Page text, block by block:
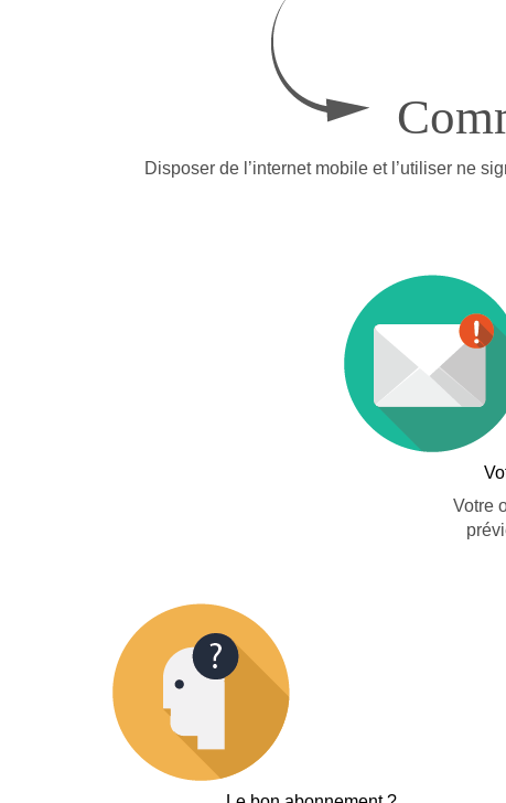
Disposer de l’internet mobile et l’utiliser ne
Votre